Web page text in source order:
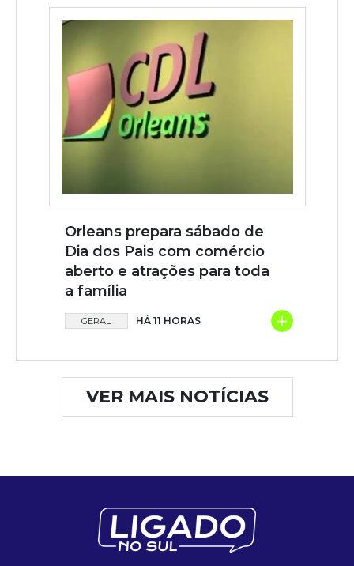
Orleans prepara sábado de
Dia dos Pais com comércio
aberto e atrações para toda
a família
GERAL HÁ 11 HORAS +
VER MAIS NOTÍCIAS